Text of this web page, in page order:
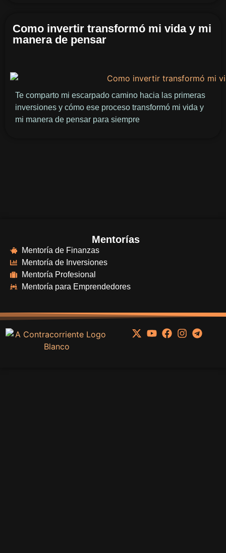
Como invertir transformó mi vida y mi
manera de pensar
Te comparto mi escarpado camino hacia las primeras
inversiones y cómo ese proceso transformó mi vida y
mi manera de pensar para siempre
Mentorías
Mentoría de Finanzas
Mentoría de Inversiones
Mentoría Profesional
Mentoría para Emprendedores